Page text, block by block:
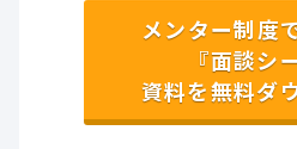
メンター制度
『面談シ
資料を無料ダ